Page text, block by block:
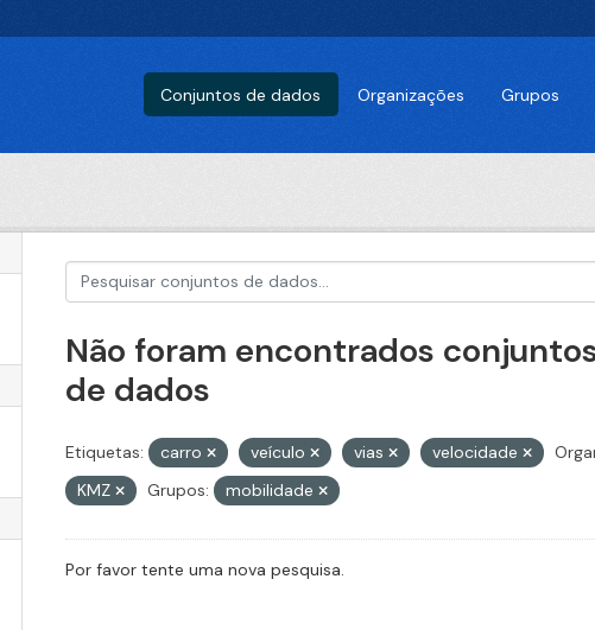
Conjuntos de dados Organizações Grupos
Não foram encontrados
de dados
Etiquetas: carro veículo vias velocidade
KMZ
Grupos: mobilidade
Por favor tente uma nova pesquisa.